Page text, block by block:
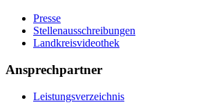
Presse
Stellenausschreibungen
Landkreisvideothek
Ansprechpartner
Leistungsverzeichnis